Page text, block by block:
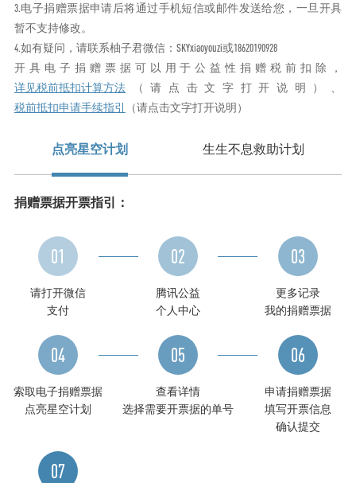
3.电子捐赠票据申请后将通过手机短信或邮件发送给您，一旦开具
暂不支持修改。
4.如有疑问，请联系柚子君微信：SKYxiaoyouzi或18620190928
开具电子捐赠票据可以用于公益性捐赠税前扣除，
详见税前抵扣计算方法（请点击文字打开说明）、
税前抵扣申请手续指引
（请点击文字打开说明）
点亮星空计划 生生不息救助计划
捐赠票据开票指引：
01
请打开微信
支付
02
腾讯公益
个人中心
03
更多记录
我的捐赠票据
04
索取电子捐赠票据
点亮星空计划
05
查看详情
选择需要开票据的单号
06
申请捐赠票据
填写开票信息
确认提交
07